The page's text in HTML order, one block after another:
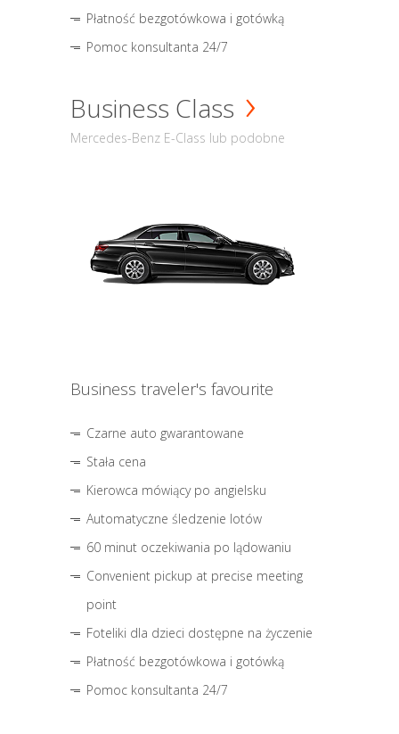
Płatność bezgotówkowa i gotówką
Pomoc konsultanta 24/7
Business Class
Mercedes-Benz E-Class lub podobne
Business traveler's favourite
Czarne auto gwarantowane
Stała cena
Kierowca mówiący po angielsku
Automatyczne śledzenie lotów
60 minut oczekiwania po lądowaniu
Convenient pickup at precise meeting
point
Foteliki dla dzieci dostępne na życzenie
Płatność bezgotówkowa i gotówką
Pomoc konsultanta 24/7